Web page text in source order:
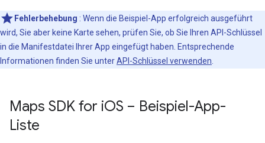
Fehlerbehebung : Wenn die Beispiel-App erfolgreich ausgeführt
wird, Sie aber keine Karte sehen, prüfen Sie, ob Sie Ihren API-Schlüssel
in die Manifestdatei Ihrer App eingefügt haben. Entsprechende
Informationen finden Sie unterAPI-Schlüssel verwenden
Maps SDK for iOS – Beispiel-App-
Liste